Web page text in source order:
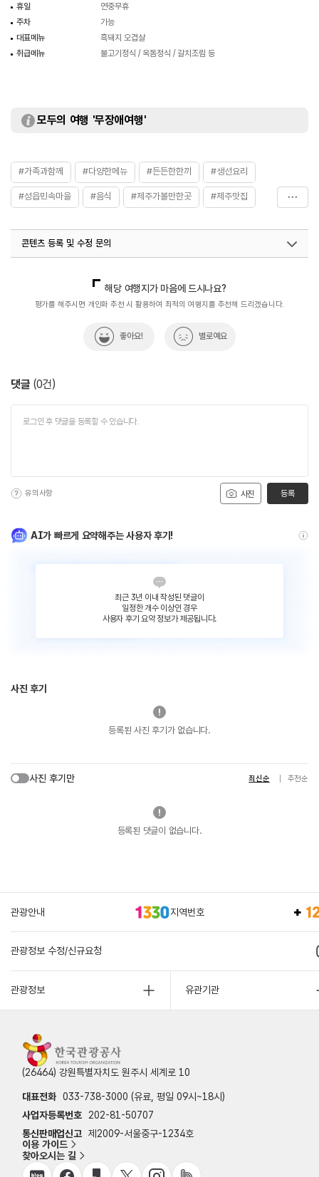
휴일
연중무휴
주차
가능
대표메뉴
흑돼지 오겹살
취급메뉴
불고기정식 / 옥돔정식 / 갈치조림 등
모두의 여행 '무장애여행'
#가족과함께 #다양한메뉴 #든든한한끼 #생선요리
#성읍민속마을 #음식 #제주가볼만한곳 #제주맛집
콘텐츠 등록 및 수정 문의
해당 여행지가 마음에 드시나요?
평가를 해주시면 개인화 추천 시 활용하여 최적의 여행지를 추천해 드리겠습니다.
좋아요! 별로예요
댓글 (0건)
사진
유의사항 등록
AI가 빠르게 요약해주는 사용자 후기!
최근 3년 이내 작성된 댓글이
일정한 개수 이상인 경우
사용자 후기 요약 정보가 제공됩니다.
사진 후기
등록된 사진 후기가 없습니다.
사진 후기만 최신순 추천순
등록된 댓글이 없습니다.
관광안내 지역번호
관광정보 수정/신규요청
관광정보 유관기관
(26464) 강원특별자치도 원주시 세계로 10
대표전화 033-738-3000 (유료, 평일 09시~18시)
사업자등록번호
202-81-50707
통신판매업신고 제2009-서울중구-1234호
이용 가이드
찾아오시는 길